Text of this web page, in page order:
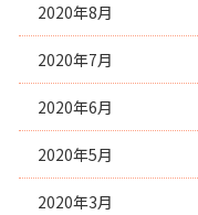
2020年8月
2020年7月
2020年6月
2020年5月
2020年3月